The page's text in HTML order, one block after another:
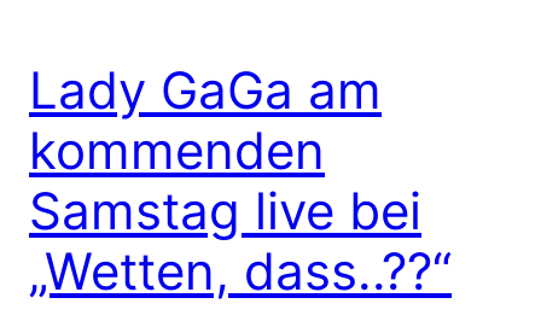
Lady GaGa am
kommenden
Samstag live bei
„Wetten, dass..??“